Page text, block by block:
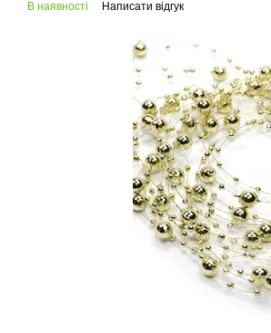
В наявності Написати відгук